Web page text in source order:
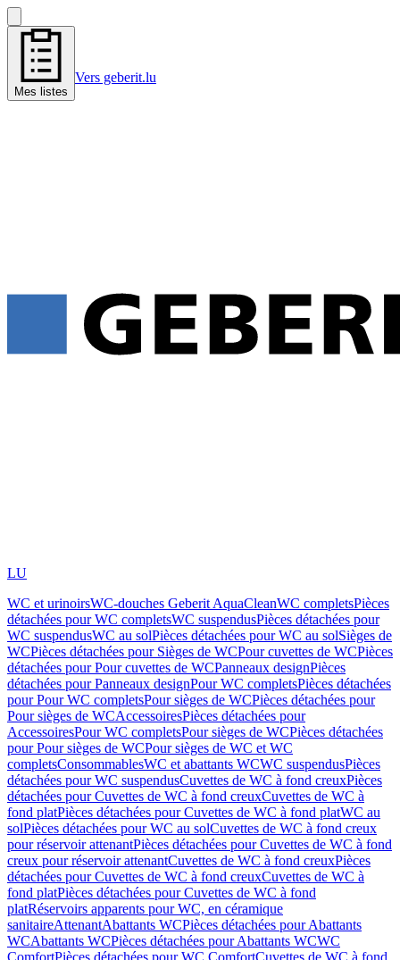
Mes listes
Vers geberit.lu
LU
WC et urinoirsWC-douches Geberit AquaCleanWC completsPièces
détachées pour WC completsWC suspendusPièces détachées pour
WC suspendusWC au solPièces détachées pour WC au solSièges de
WCPièces détachées pour Sièges de WCPour cuvettes de WCPièces
détachées pour Pour cuvettes de WCPanneaux designPièces
détachées pour Panneaux designPour WC completsPièces détachées
pour Pour WC completsPour sièges de WCPièces détachées pour
Pour sièges de WCAccessoiresPièces détachées pour
AccessoiresPour WC completsPour sièges de WCPièces détachées
pour Pour sièges de WCPour sièges de WC et WC
completsConsommablesWC et abattants WCWC suspendusPièces
détachées pour WC suspendusCuvettes de WC à fond creuxPièces
détachées pour Cuvettes de WC à fond creuxCuvettes de WC à
fond platPièces détachées pour Cuvettes de WC à fond platWC au
solPièces détachées pour WC au solCuvettes de WC à fond creux
pour réservoir attenantPièces détachées pour Cuvettes de WC à fond
creux pour réservoir attenantCuvettes de WC à fond creuxPièces
détachées pour Cuvettes de WC à fond creuxCuvettes de WC à
fond platPièces détachées pour Cuvettes de WC à fond
platRéservoirs apparents pour WC, en céramique
sanitaireAttenantAbattants WCPièces détachées pour Abattants
WCAbattants WCPièces détachées pour Abattants WCWC
ComfortPièces détachées pour WC ComfortCuvettes de WC à fond